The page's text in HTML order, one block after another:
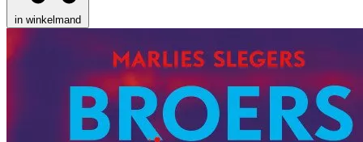
in winkelmand